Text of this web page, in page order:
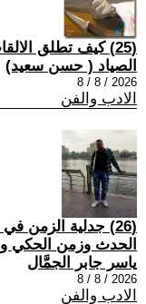
(25) كيف تطلق الالقاب والاسماء والكنى ج١
الصياد ‏( حسن سعيد‏)
2026 / 8 / 8
الادب والفن
(26) جدلية الزمن
الحدث وزمن الحكي
ياسر جابر الجمَّال
2026 / 8 / 8
الادب والفن